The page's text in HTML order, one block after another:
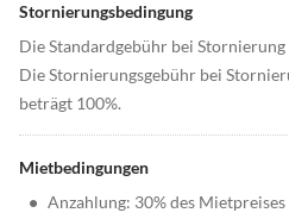
Stornierungsbedingung
Die Standardgebühr bei
Die Stornierungsgebühr bei
beträgt 100%.
Mietbedingungen
• Anzahlung: 30% des